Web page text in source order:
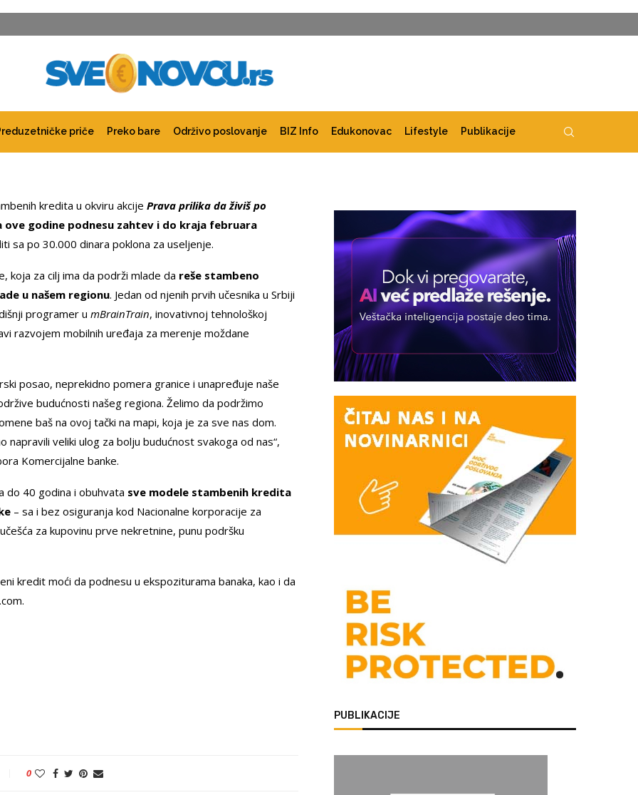
priče Preko bare Održivo poslovanje BIZ Info Edukonovac Lifestyle Publikacije
kredita u okviru akcije Prava prilika da živiš po
ove godine podnesu zahtev i do kraja februara
sa po 30.000 dinara poklona za useljenje.
koja za cilj ima da podrži mlade da reše stambeno
u našem regionu. Jedan od njenih prvih učesnika u Srbiji
programer u mBrainTrain, inovativnoj tehnološkoj
razvojem mobilnih uređaja za merenje moždane
posao, neprekidno pomera granice i unapređuje naše
budućnosti našeg regiona. Želimo da podržimo
baš na ovoj tački na mapi, koja je za sve nas dom.
napravili veliki ulog za bolju budućnost svakoga od nas“,
Komercijalne banke.
do 40 godina i obuhvata sve modele stambenih kredita
– sa i bez osiguranja kod Nacionalne korporacije za
za kupovinu prve nekretnine, punu podršku
kredit moći da podnesu u ekspoziturama banaka, kao i da
0
PUBLIKACIJE